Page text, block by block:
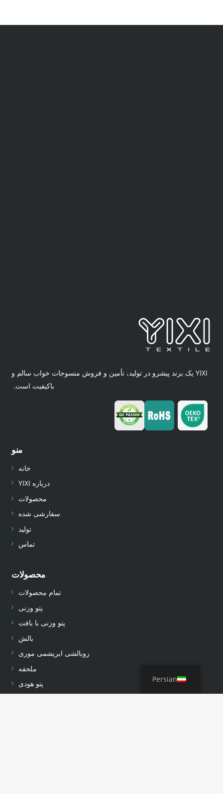
YIXI یک برند پیشرو در تولید، تأمین و فروش منسوجات خواب سالم و
باکیفیت است.
منو
خانه
درباره YIXI
محصولات
سفارشی شده
تولید
تماس
محصولات
تمام محصولات
پتو وزنی
پتو وزنی با بافت
بالش
روبالشی ابریشمی موری
ملحفه
پتو هودی
Persian